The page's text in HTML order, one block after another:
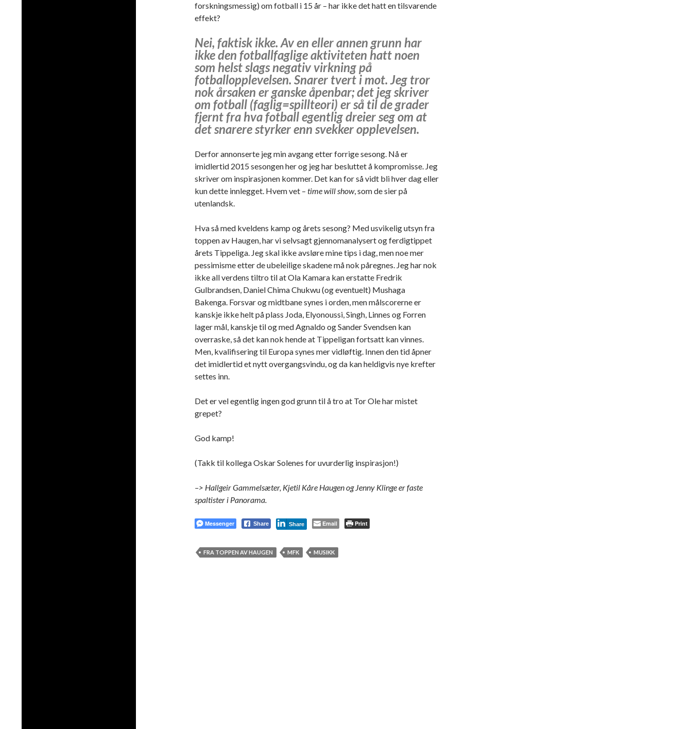
forskningsmessig) om fotball i 15 år – har ikke det hatt en tilsvarende
effekt?
Nei, faktisk ikke. Av en eller annen grunn har
ikke den fotballfaglige aktiviteten hatt noen
som helst slags negativ virkning på
fotballopplevelsen. Snarer tvert i mot. Jeg tror
nok årsaken er ganske åpenbar; det jeg skriver
om fotball (faglig=spillteori) er så til de grader
fjernt fra hva fotball egentlig dreier seg om at
det snarere styrker enn svekker opplevelsen.
Derfor annonserte jeg min avgang etter forrige sesong. Nå er
imidlertid 2015 sesongen her og jeg har besluttet å kompromisse. Jeg
skriver om inspirasjonen kommer. Det kan for så vidt bli hver dag eller
kun dette innlegget. Hvem vet – time will show, som de sier på
utenlandsk.
Hva så med kveldens kamp og årets sesong? Med usvikelig utsyn fra
toppen av Haugen, har vi selvsagt gjennomanalysert og ferdigtippet
årets Tippeliga. Jeg skal ikke avsløre mine tips i dag, men noe mer
pessimisme etter de ubeleilige skadene må nok påregnes. Jeg har nok
ikke all verdens tiltro til at Ola Kamara kan erstatte Fredrik
Gulbrandsen, Daniel Chima Chukwu (og eventuelt) Mushaga
Bakenga. Forsvar og midtbane synes i orden, men målscorerne er
kanskje ikke helt på plass Joda, Elyonoussi, Singh, Linnes og Forren
lager mål, kanskje til og med Agnaldo og Sander Svendsen kan
overraske, så det kan nok hende at Tippeligan fortsatt kan vinnes.
Men, kvalifisering til Europa synes mer vidløftig. Innen den tid åpner
det imidlertid et nytt overgangsvindu, og da kan heldigvis nye krefter
settes inn.
Det er vel egentlig ingen god grunn til å tro at Tor Ole har mistet
grepet?
God kamp!
(Takk til kollega Oskar Solenes for uvurderlig inspirasjon!)
–> Hallgeir Gammelsæter, Kjetil Kåre Haugen og Jenny Klinge er faste
spaltister i Panorama.
Messenger Share Share Email Print
FRA TOPPEN AV HAUGEN MFK MUSIKK